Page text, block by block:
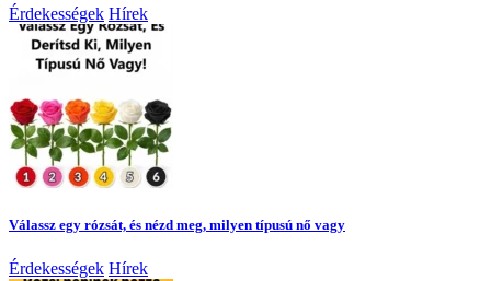
Érdekességek Hírek
Válassz egy rózsát, és nézd meg, milyen típusú nő vagy
Érdekességek Hírek